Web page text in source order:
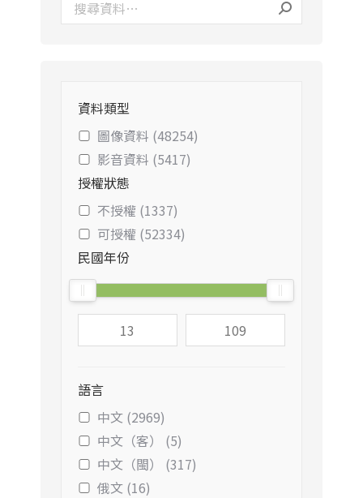
資料類型
圖像資料 (48254)
影音資料 (5417)
授權狀態
不授權 (1337)
可授權 (52334)
民國年份
語言
中文 (2969)
中文（客） (5)
中文（閩） (317)
俄文 (16)